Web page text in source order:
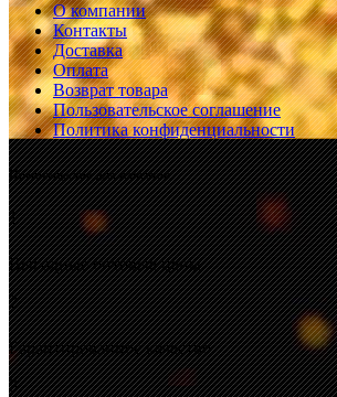
О компании
Контакты
Доставка
Оплата
Возврат товара
Пользовательское соглашение
Политика конфиденциальности
Преимущества для клиентов
1
Выгодные оптовые цены.
2
Гарантированное качество.
3